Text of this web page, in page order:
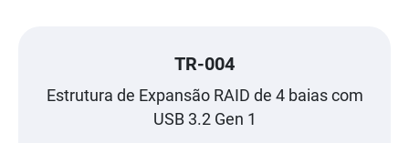
TR-004
Estrutura de Expansão RAID de 4 baias com
USB 3.2 Gen 1